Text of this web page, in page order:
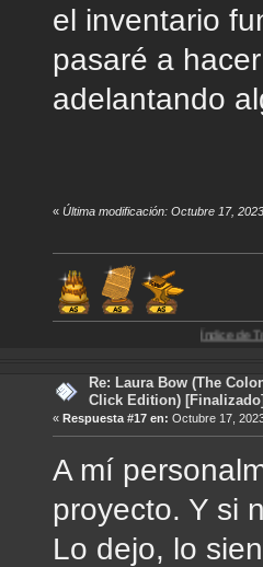
el inventario
pasaré a
adelantando
«Última modificación: Octubre 17,
Índice de Traducciones de
Re: Laura Bow (The
Click Edition)
« Respuesta #17 en: Octubre 17,
A mí
proyecto. Y si
Lo dejo, lo